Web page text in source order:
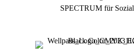
SPECTRUM für